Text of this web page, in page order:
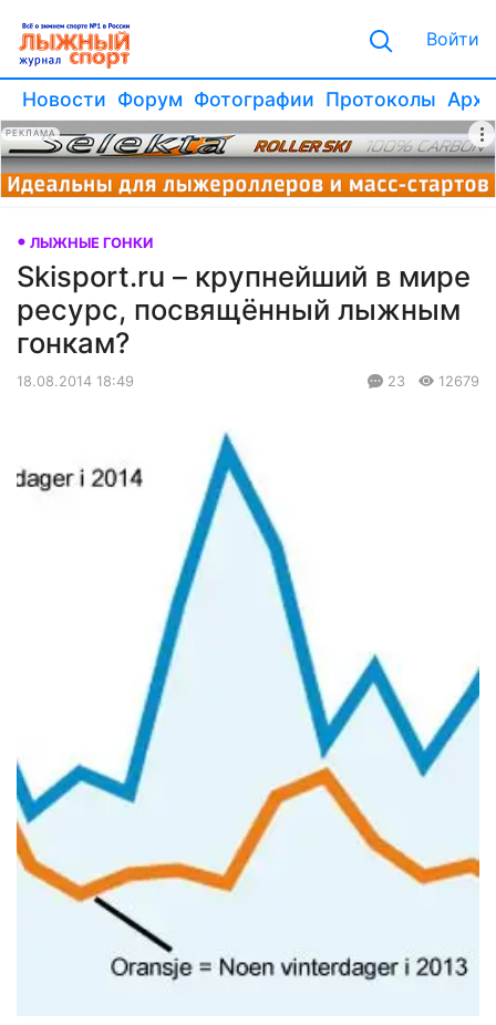
Войти
Новости Форум Фотографии Протоколы
РЕКЛАМА
ЛЫЖНЫЕ ГОНКИ
Skisport.ru – крупнейший в мире
ресурс, посвящённый лыжным
гонкам?
18.08.2014 18:49 23 12679